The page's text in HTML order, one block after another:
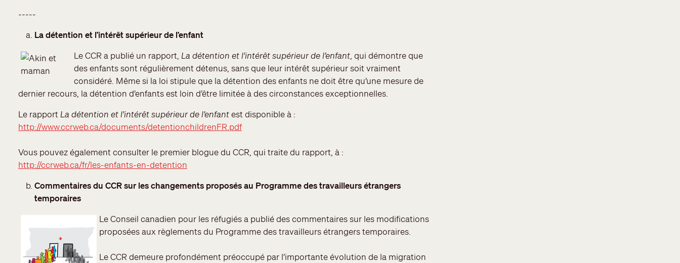
-----
La détention et l’intérêt supérieur de l’enfant
Le CCR a publié un rapport, La détention et l’intérêt supérieur de l’enfant , qui démontre que
des enfants sont régulièrement détenus, sans que leur intérêt supérieur soit vraiment
considéré. Même si la loi stipule que la détention des enfants ne doit être qu’une mesure de
dernier recours, la détention d’enfants est loin d’être limitée à des circonstances exceptionnelles.
Le rapport La détention et l’intérêt supérieur de l’enfantest disponible à :
http://www.ccrweb.ca/documents/detentionchildrenFR.pdf
Vous pouvez également consulter le premier blogue du CCR, qui traite du rapport, à :
http://ccrweb.ca/fr/les-enfants-en-detention
Commentaires du CCR sur les changements proposés au Programme des travailleurs étrangers
temporaires
Le Conseil canadien pour les réfugiés a publié des commentaires sur les modifications
proposées aux règlements du Programme des travailleurs étrangers temporaires.
Le CCR demeure profondément préoccupé par l’importante évolution de la migration